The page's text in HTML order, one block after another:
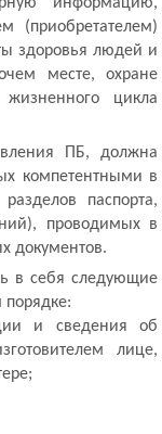
(приобретателем)
здоровья людей и
месте, охране
цикла
ПБ, должна
компетентными в
паспорта,
проводимых в
документов.
в себя следующие
и сведения об
лице,